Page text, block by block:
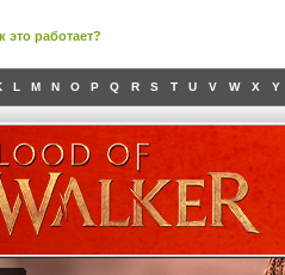
это работает?
L M N O P Q R S T U V W X Y